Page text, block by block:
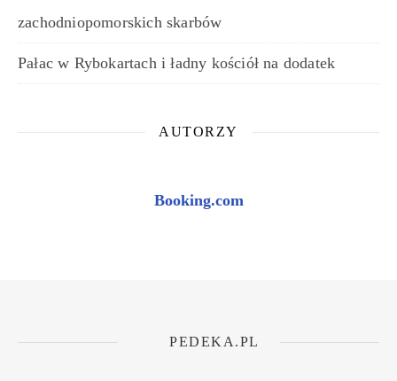
zachodniopomorskich skarbów
Pałac w Rybokartach i ładny kościół na dodatek
AUTORZY
Booking.com
PEDEKA.PL